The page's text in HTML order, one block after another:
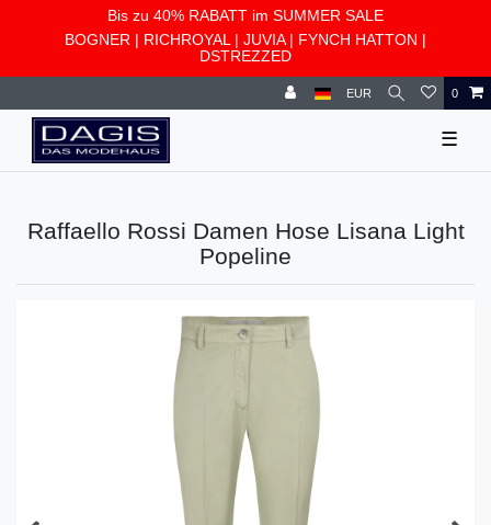
Bis zu 40% RABATT im SUMMER SALE
BOGNER | RICHROYAL | JUVIA| FYNCH HATTON |
DSTREZZED
EUR 0
☰
Raffaello Rossi Damen Hose Lisana Light
Popeline